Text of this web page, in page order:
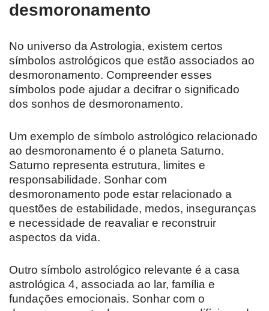
desmoronamento
No universo da Astrologia, existem certos
símbolos astrológicos que estão associados ao
desmoronamento. Compreender esses
símbolos pode ajudar a decifrar o significado
dos sonhos de desmoronamento.
Um exemplo de símbolo astrológico relacionado
ao desmoronamento é o planeta Saturno.
Saturno representa estrutura, limites e
responsabilidade. Sonhar com
desmoronamento pode estar relacionado a
questões de estabilidade, medos, inseguranças
e necessidade de reavaliar e reconstruir
aspectos da vida.
Outro símbolo astrológico relevante é a casa
astrológica 4, associada ao lar, família e
fundações emocionais. Sonhar com o